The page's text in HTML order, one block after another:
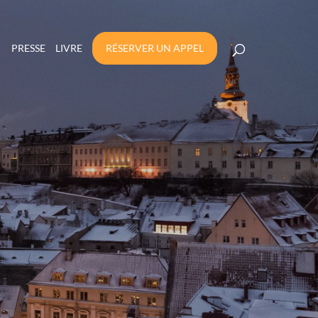
PRESSE LIVRE RÉSERVER UN APPEL